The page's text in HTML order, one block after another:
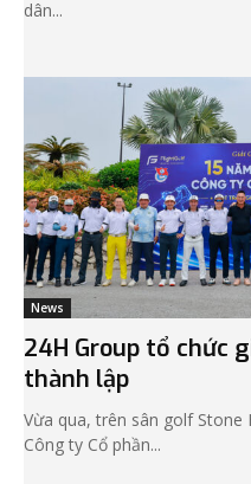
dân...
News
24H Group tổ chức
thành lập
Vừa qua, trên sân golf Stone
Công ty Cổ phần...